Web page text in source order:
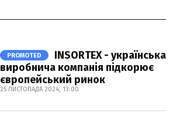
PROMOTED
INSORTEX - українська
виробнича компанія підкорює
європейський ринок
25 ЛИСТОПАДА 2024, 13:00